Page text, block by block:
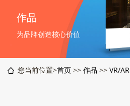
作品
为品牌创造核心价值
您当前位置>首页 >> 作品 >> VR/